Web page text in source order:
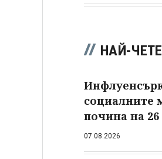
НАЙ-
социалните
почина на 26
07.08.2026